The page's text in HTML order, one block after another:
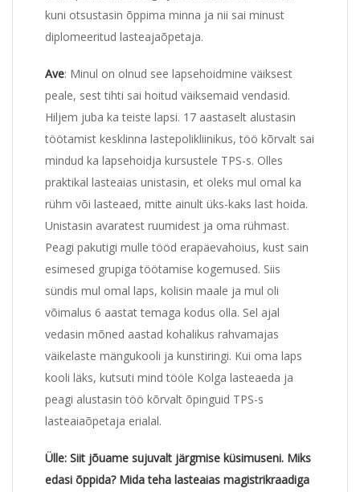
kuni otsustasin õppima minna ja nii sai minust
diplomeeritud lasteajaõpetaja.
Ave: Minul on olnud see lapsehoidmine väiksest
peale, sest tihti sai hoitud väiksemaid vendasid.
Hiljem juba ka teiste lapsi. 17 aastaselt alustasin
töötamist kesklinna lastepolikliinikus, töö kõrvalt sai
mindud ka lapsehoidja kursustele TPS-s. Olles
praktikal lasteaias unistasin, et oleks mul omal ka
rühm või lasteaed, mitte ainult üks-kaks last hoida.
Unistasin avaratest ruumidest ja oma rühmast.
Peagi pakutigi mulle tööd erapäevahoius, kust sain
esimesed grupiga töötamise kogemused. Siis
sündis mul omal laps, kolisin maale ja mul oli
võimalus 6 aastat temaga kodus olla. Sel ajal
vedasin mõned aastad kohalikus rahvamajas
väikelaste mängukooli ja kunstiringi. Kui oma laps
kooli läks, kutsuti mind tööle Kolga lasteaeda ja
peagi alustasin töö kõrvalt õpinguid TPS-s
lasteaiaõpetaja erialal.
Ülle: Siit jõuame sujuvalt järgmise küsimuseni. Miks
edasi õppida? Mida teha lasteaias magistrikraadiga